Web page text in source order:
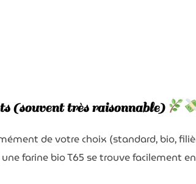
(souvent très raisonnable)
de votre choix (standard, bio,
farine bio T65 se trouve facilement